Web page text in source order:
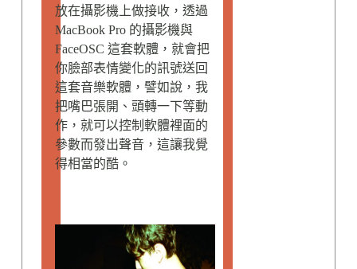
放在攝影機上做接收，透過
MacBook Pro 的攝影機與
FaceOSC 這套軟體，就會把
你臉部表情變化的訊號送回
這套音樂軟體，譬如說，我
把嘴巴張開、頭轉一下等動
作，就可以控制軟體裡面的
參數而發出聲音，這讓我覺
得相當的酷。